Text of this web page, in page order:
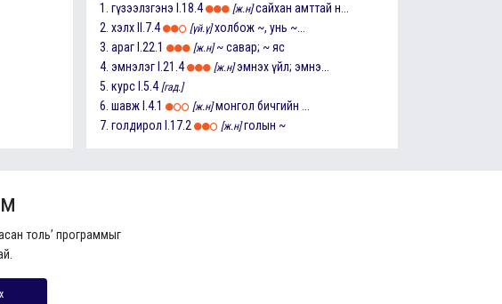
1. гүзээлзгэнэ I.18.4 [ж.н] сайхан амттай н...
2. хэлх II.7.4 [үй.ү] холбож ~, унь ~...
3. араг I.22.1 [ж.н] ~ савар; ~ яс
4. эмнэлэг I.21.4 [ж.н] эмнэх үйл; эмнэ...
5. курс I.5.4 [гад.]
6. шавж I.4.1 [ж.н] монгол бичгийн ...
7. голдирол I.17.2 [ж.н] голын ~
толь’ программыг